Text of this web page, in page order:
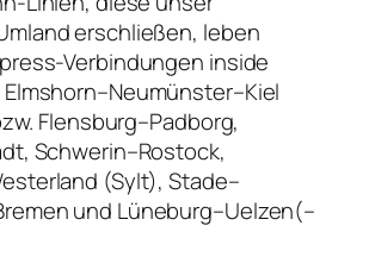
erschließen, leben
Verbindungen inside
Flensburg–Padborg,
Schwerin–Rostock,
(Sylt), Stade–
und Lüneburg–Uelzen(–